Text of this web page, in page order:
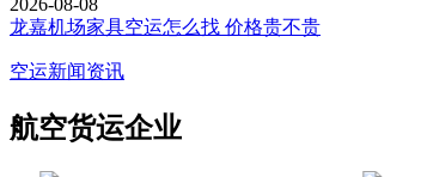
龙嘉机场家具空运怎么找 价格贵不贵
空运新闻资讯
航空货运企业